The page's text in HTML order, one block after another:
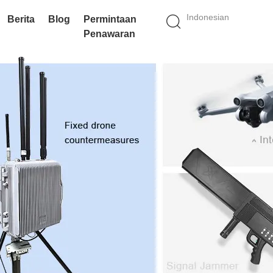
Indonesian
Berita Blog
Permintaan
Penawaran